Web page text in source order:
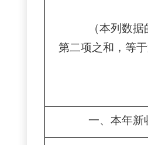
（本列数
第二项之和，等
一、本年新